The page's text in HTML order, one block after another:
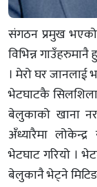
संगठन प्रमुख
विभिन्न गाउँहरुमानै
। मेरो घर
भेटघाटकै
बेलुकाको खाना
अँध्यारैमा
भेटघाट गरियो ।
बेलुकानै भेट्ने मिटिङ